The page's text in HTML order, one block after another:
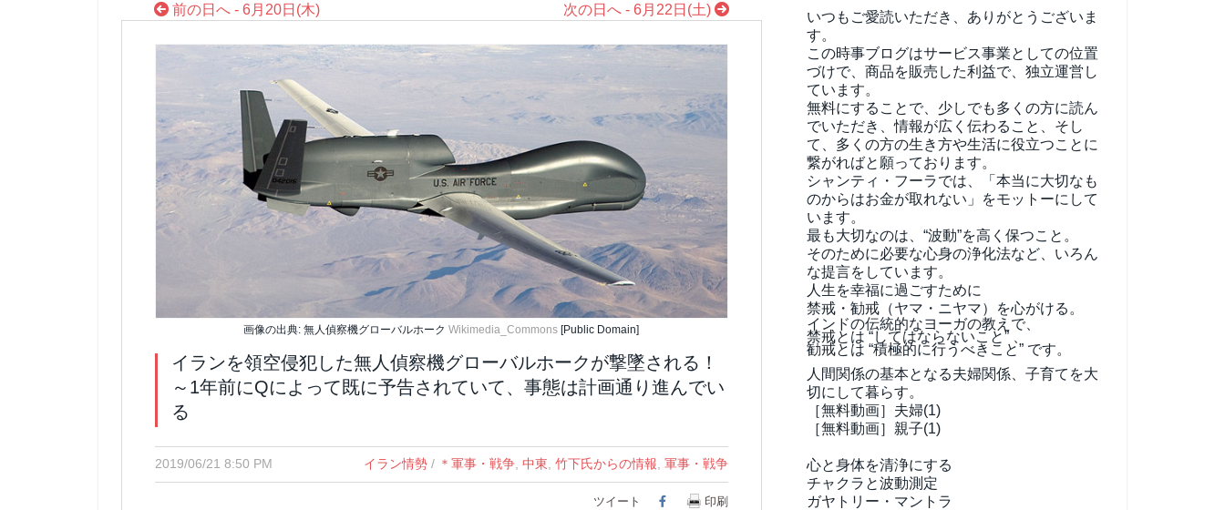
前の日へ - 6月20日(木) 次の日へ - 6月22日(土)
画像の出典: 無人偵察機グローバルホークWikimedia_Commons [Public Domain]
イランを領空侵犯した無人偵察機グローバルホークが撃墜される！
～1年前にQによって既に予告されていて、事態は計画通り進んでい
る
2019/06/21 8:50 PM イラン情勢/ ＊軍事・戦争, 中東 竹下氏からの情報 軍事・戦争
ツイート Facebook
印刷
いつもご愛読いただき、ありがとうございま
す。
この時事ブログはサービス事業としての位置
づけで、商品を販売した利益で、独立運営し
ています。
無料にすることで、少しでも多くの方に読ん
でいただき、情報が広く伝わること、そし
て、 多くの方の生き方や生活に役立つことに
繋がればと願っております。
シャンティ・フーラでは、「本当に大切なも
のからはお金が取れない」をモットーにして
います。
最も大切なのは、“波動”を高く保つこと。
そのために必要な心身の浄化法など、いろん
な提言をしています。
人生を幸福に過ごすために
禁戒・勧戒（ヤマ・ニヤマ）を心がける。
インドの伝統的なヨーガの教えで、
禁戒とは “してはならないこと” 、
勧戒とは “積極的に行うべきこと” です。
人間関係の基本となる夫婦関係、子育てを大
切にして暮らす。
［無料動画］夫婦(1)
［無料動画］親子(1)
心と身体を清浄にする
チャクラと波動測定
ガヤトリー・マントラ